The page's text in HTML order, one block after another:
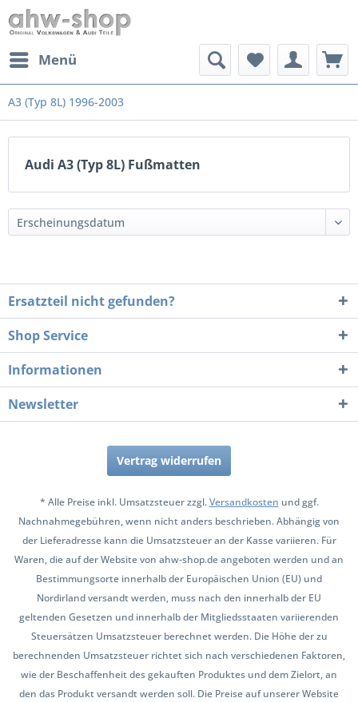
Menü
A3 (Typ 8L) 1996-2003
Audi A3 (Typ 8L) Fußmatten
Ersatzteil nicht gefunden?
Shop Service
Informationen
Newsletter
Vertrag widerrufen
* Alle Preise inkl. Umsatzsteuer zzgl.Versandkosten und ggf.
Nachnahmegebühren, wenn nicht anders beschrieben. Abhängig von
der Lieferadresse kann die Umsatzsteuer an der Kasse variieren. Für
Waren, die auf der Website von ahw-shop.de angeboten werden und an
Bestimmungsorte innerhalb der Europäischen Union (EU) und
Nordirland versandt werden, muss nach den innerhalb der EU
geltenden Gesetzen und innerhalb der Mitgliedsstaaten variierenden
Steuersätzen Umsatzsteuer berechnet werden. Die Höhe der zu
berechnenden Umsatzsteuer richtet sich nach verschiedenen Faktoren,
wie der Beschaffenheit des gekauften Produktes und dem Zielort, an
den das Produkt versandt werden soll. Die Preise auf unserer Website